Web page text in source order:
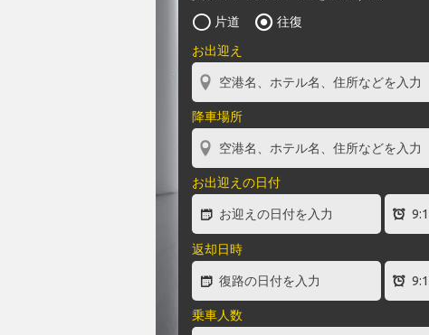
片道
往復
お出迎え
降車場所
お出迎えの日付
返却日時
乗車人数